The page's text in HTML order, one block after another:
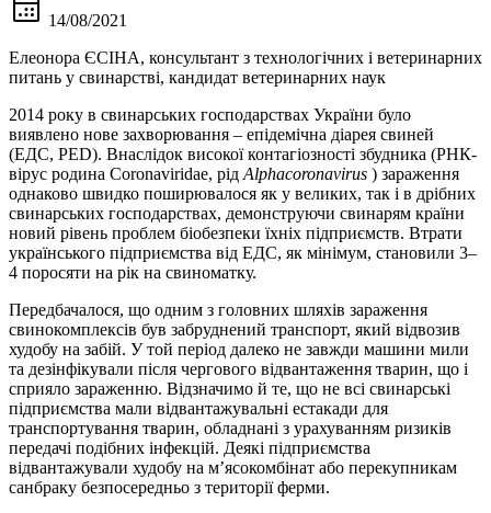
14/08/2021
Елеонора ЄСІНА, консультант з технологічних і ветеринарних
питань у свинарстві, кандидат ветеринарних наук
2014 року в свинарських господарствах України було
виявлено нове захворювання – епідемічна діарея свиней
(ЕДС, PED). Внаслідок високої контагіозності збудника (РНК-
вірус родина Coronaviridae, рід Alphacoronavirus ) зараження
однаково швидко поширювалося як у великих, так і в дрібних
свинарських господарствах, демонструючи свинарям країни
новий рівень проблем біобезпеки їхніх підприємств. Втрати
українського підприємства від ЕДС, як мінімум, становили 3–
4 поросяти на рік на свиноматку.
Передбачалося, що одним з головних шляхів зараження
свинокомплексів був забруднений транспорт, який відвозив
худобу на забій. У той період далеко не завжди машини мили
та дезінфікували після чергового відвантаження тварин, що і
сприяло зараженню. Відзначимо й те, що не всі свинарські
підприємства мали відвантажувальні естакади для
транспортування тварин, обладнані з урахуванням ризиків
передачі подібних інфекцій. Деякі підприємства
відвантажували худобу на м’ясокомбінат або перекупникам
санбраку безпосередньо з території ферми.